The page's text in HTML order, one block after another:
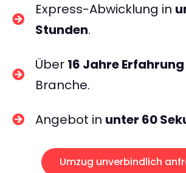
Express-Abwicklung in
Stunden.
Über 16 Jahre Erfahrung
Branche.
Angebot in unter 60
Umzug unverbindlich